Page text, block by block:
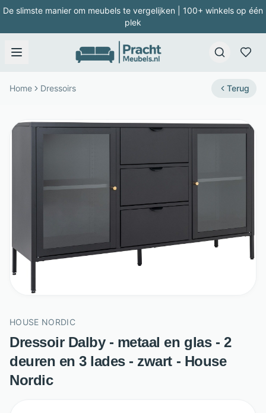
De slimste manier om meubels te vergelijken | 100+ winkels op één
plek
Home Dressoirs Terug
HOUSE NORDIC
Dressoir Dalby - metaal en glas - 2
deuren en 3 lades - zwart - House
Nordic